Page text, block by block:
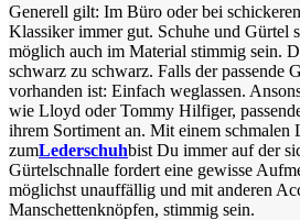
Generell gilt: Im Büro oder bei
Klassiker immer gut. Schuhe und Gürtel
möglich auch im Material stimmig sein.
schwarz zu schwarz. Falls der passende
vorhanden ist: Einfach weglassen.
wie Lloyd oder Tommy Hilfiger,
ihrem Sortiment an. Mit einem schmalen
zumLederschuhbist Du immer auf der
Gürtelschnalle fordert eine gewisse
möglichst unauffällig und mit anderen
Manschettenknöpfen, stimmig sein.